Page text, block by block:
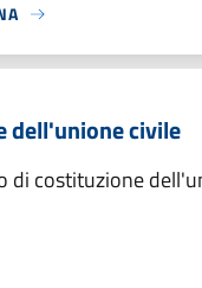
dell'unione civile
di costituzione